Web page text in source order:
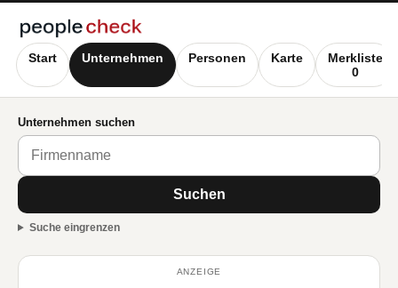
Start Unternehmen Personen Karte
Merkliste
0
Unternehmen suchen
Suchen
Suche eingrenzen
ANZEIGE